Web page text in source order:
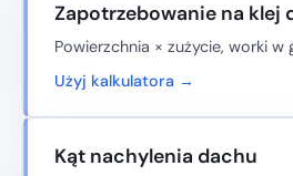
Zapotrzebowanie na klej
Powierzchnia × zużycie, worki w
Użyj kalkulatora →
Kąt nachylenia dachu